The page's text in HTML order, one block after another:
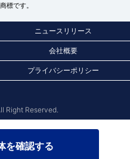
を確認する
標です。
ニュースリリース
会社概要
プライバシーポリシー
Right Reserved.